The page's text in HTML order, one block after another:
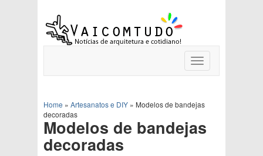
Toggle
navigation
Home » Artesanatos e DIY » Modelos de bandejas
decoradas
Modelos de bandejas
decoradas